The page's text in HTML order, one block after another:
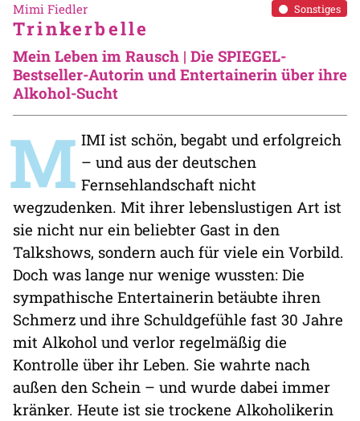
Sonstiges
Mimi Fiedler
Trinkerbelle
Mein Leben im Rausch | Die SPIEGEL-
Bestseller-Autorin und Entertainerin über ihre
Alkohol-Sucht
M IMI ist schön, begabt und erfolgreich
– und aus der deutschen
Fernsehlandschaft nicht
wegzudenken. Mit ihrer lebenslustigen Art ist
sie nicht nur ein beliebter Gast in den
Talkshows, sondern auch für viele ein Vorbild.
Doch was lange nur wenige wussten: Die
sympathische Entertainerin betäubte ihren
Schmerz und ihre Schuldgefühle fast 30 Jahre
mit Alkohol und verlor regelmäßig die
Kontrolle über ihr Leben. Sie wahrte nach
außen den Schein – und wurde dabei immer
kränker. Heute ist sie trockene Alkoholikerin